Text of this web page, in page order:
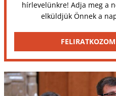
hírlevelünkre! Adja meg a
elküldjük Önnek a